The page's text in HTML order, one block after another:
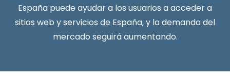
España puede ayudar a los usuarios a acceder a
sitios web y servicios de España, y la demanda del
mercado seguirá aumentando.